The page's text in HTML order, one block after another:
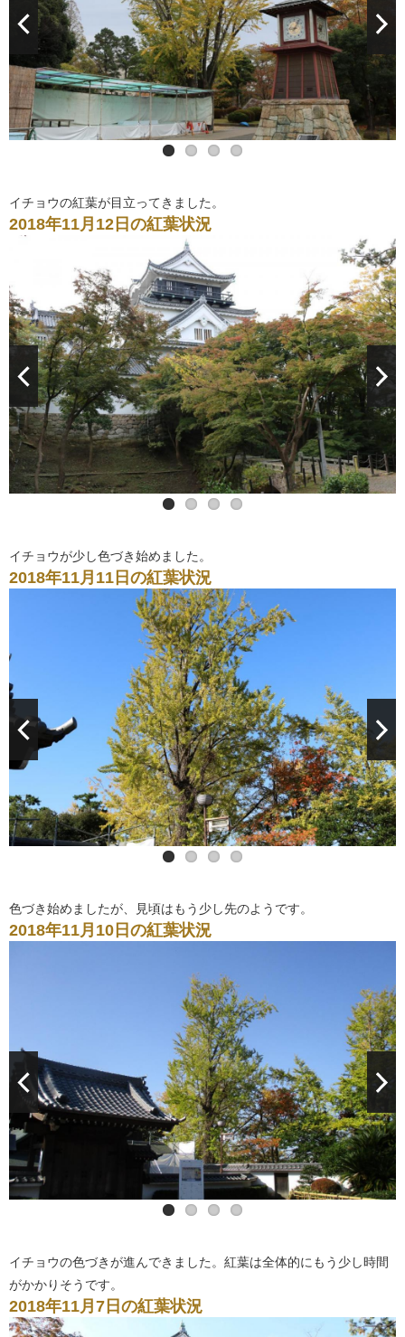
イチョウの紅葉が目立ってきました。
2018年11月12日の紅葉状況
イチョウが少し色づき始めました。
2018年11月11日の紅葉状況
色づき始めましたが、見頃はもう少し先のようです。
2018年11月10日の紅葉状況
イチョウの色づきが進んできました。紅葉は全体的にもう少し時間
がかかりそうです。
2018年11月7日の紅葉状況